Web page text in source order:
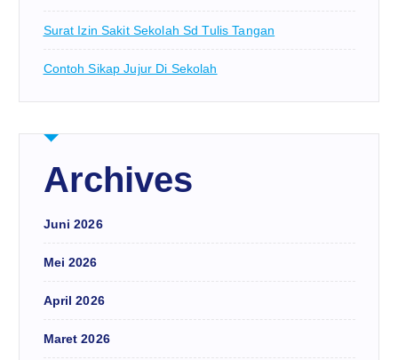
Surat Izin Sakit Sekolah Sd Tulis Tangan
Contoh Sikap Jujur Di Sekolah
Archives
Juni 2026
Mei 2026
April 2026
Maret 2026